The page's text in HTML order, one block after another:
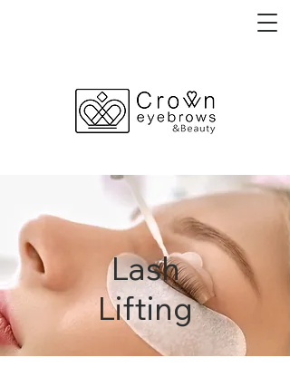
Lash
Lifting